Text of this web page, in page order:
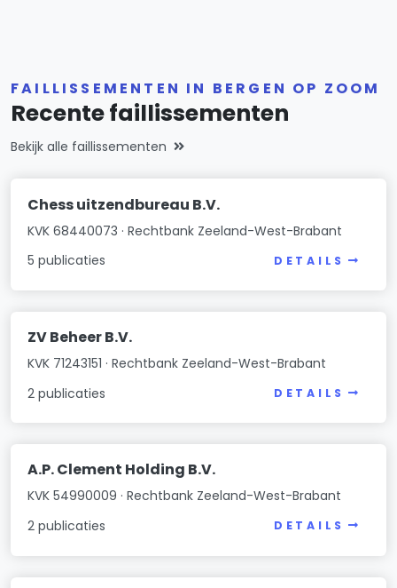
FAILLISSEMENTEN IN BERGEN OP ZOOM
Recente faillissementen
Bekijk alle faillissementen
Chess uitzendbureau B.V.
KVK 68440073 · Rechtbank Zeeland-West-Brabant
5 publicaties
DETAILS
ZV Beheer B.V.
KVK 71243151 · Rechtbank Zeeland-West-Brabant
2 publicaties
DETAILS
A.P. Clement Holding B.V.
KVK 54990009 · Rechtbank Zeeland-West-Brabant
2 publicaties
DETAILS